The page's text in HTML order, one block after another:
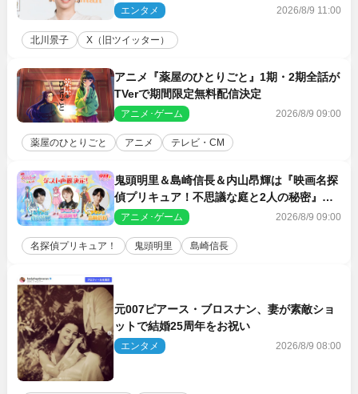
エンタメ 2026/8/9 11:00
北川景子 X（旧ツイッター）
アニメ『薬屋のひとりごと』1期・2期全話が
TVerで期間限定無料配信決定
アニメ･ゲーム 2026/8/9 09:00
薬屋のひとりごと アニメ テレビ・CM
鬼頭明里＆島崎信長＆内山昂輝は『映画名探
偵プリキュア！不思議な庭と2人の秘密』ゲ
スト声優に決定
アニメ･ゲーム 2026/8/9 09:00
名探偵プリキュア！ 鬼頭明里 島崎信長
元007ピアース・ブロスナン、妻が素敵ショ
ットで結婚25周年をお祝い
エンタメ 2026/8/9 08:00